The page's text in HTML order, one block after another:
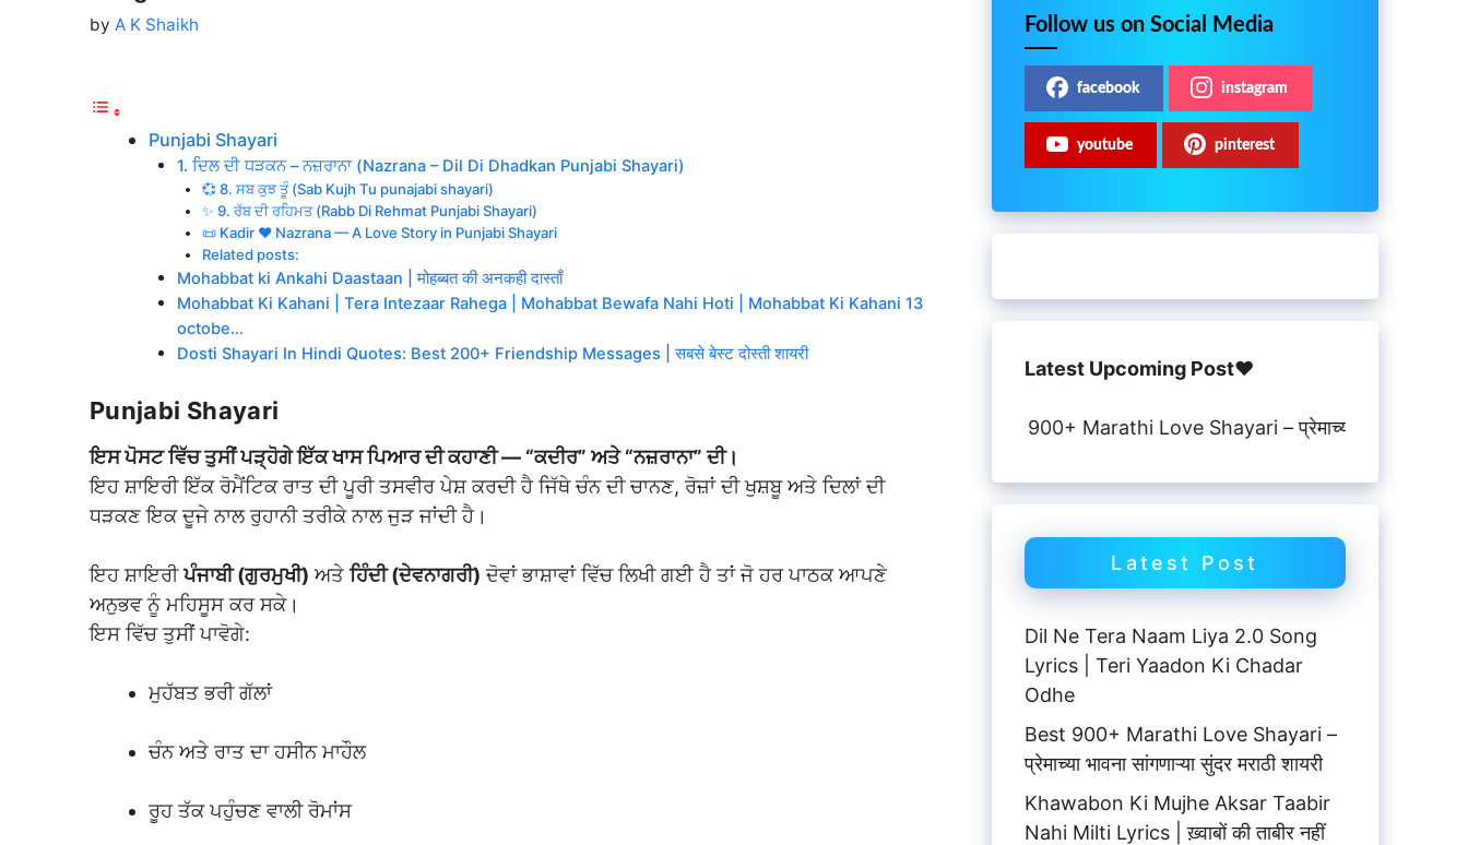
by A K Shaikh
Punjabi Shayari
1. ਦਿਲ ਦੀ ਧੜਕਨ – ਨਜ਼ਰਾਨਾ (Nazrana – Dil Di Dhadkan Punjabi Shayari)
💞 8. ਸਬ ਕੁਝ ਤੂੰ (Sab Kujh Tu punajabi shayari)
✨ 9. ਰੱਬ ਦੀ ਰਹਿਮਤ (Rabb Di Rehmat Punjabi Shayari)
📜 Kadir ❤️ Nazrana — A Love Story in Punjabi Shayari
Related posts:
Mohabbat ki Ankahi Daastaan | मोहब्बत की अनकही दास्ताँ
Mohabbat Ki Kahani | Tera Intezaar Rahega | Mohabbat Bewafa Nahi Hoti | Mohabbat Ki Kahani 13
octobe…
Dosti Shayari In Hindi Quotes: Best 200+ Friendship Messages | सबसे बेस्ट दोस्ती शायरी
Punjabi Shayari
ਇਸ ਪੋਸਟ ਵਿੱਚ ਤੁਸੀਂ ਪੜ੍ਹੋਗੇ ਇੱਕ ਖਾਸ ਪਿਆਰ ਦੀ ਕਹਾਣੀ — “ਕਦੀਰ” ਅਤੇ “ਨਜ਼ਰਾਨਾ” ਦੀ।
ਇਹ ਸ਼ਾਇਰੀ ਇੱਕ ਰੋਮੈਂਟਿਕ ਰਾਤ ਦੀ ਪੂਰੀ ਤਸਵੀਰ ਪੇਸ਼ ਕਰਦੀ ਹੈ ਜਿੱਥੇ ਚੰਨ ਦੀ ਚਾਨਣ, ਰੋਜ਼ਾਂ ਦੀ ਖੁਸ਼ਬੂ ਅਤੇ ਦਿਲਾਂ ਦੀ
ਧੜਕਣ ਇਕ ਦੂਜੇ ਨਾਲ ਰੁਹਾਨੀ ਤਰੀਕੇ ਨਾਲ ਜੁੜ ਜਾਂਦੀ ਹੈ।
ਇਹ ਸ਼ਾਇਰੀਪੰਜਾਬੀ (ਗੁਰਮੁਖੀ) ਅਤੇ ਹਿੰਦੀ (ਦੇਵਨਾਗਰੀ) ਦੋਵਾਂ ਭਾਸ਼ਾਵਾਂ ਵਿੱਚ ਲਿਖੀ ਗਈ ਹੈ ਤਾਂ ਜੋ ਹਰ ਪਾਠਕ ਆਪਣੇ
ਅਨੁਭਵ ਨੂੰ ਮਹਿਸੂਸ ਕਰ ਸਕੇ।
ਇਸ ਵਿੱਚ ਤੁਸੀਂ ਪਾਵੋਗੇ:
ਮੁਹੱਬਤ ਭਰੀ ਗੱਲਾਂ
ਚੰਨ ਅਤੇ ਰਾਤ ਦਾ ਹਸੀਨ ਮਾਹੌਲ
ਰੂਹ ਤੱਕ ਪਹੁੰਚਣ ਵਾਲੀ ਰੋਮਾਂਸ
Follow us on Social Media
facebook instagram
youtube pinterest
Latest Upcoming Post♥️
Best 900+ Marathi Love Shayari – प्रेमाच्या भावना सांगणाऱ्या सुंदर
Latest Post
Dil Ne Tera Naam Liya 2.0 Song
Lyrics | Teri Yaadon Ki Chadar
Odhe
Best 900+ Marathi Love Shayari –
प्रेमाच्या भावना सांगणाऱ्या सुंदर मराठी शायरी
Khawabon Ki Mujhe Aksar Taabir
Nahi Milti Lyrics | ख़्वाबों की ताबीर नहीं